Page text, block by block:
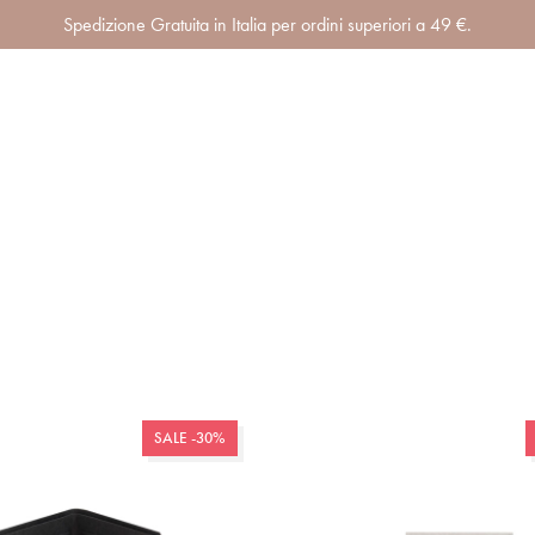
Spedizione Gratuita in Italia per ordini superiori a 49 €.
SALE -30%